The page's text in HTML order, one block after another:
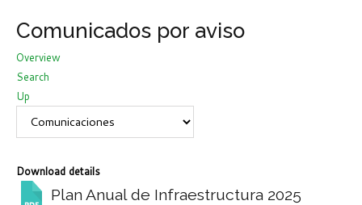
Comunicados por aviso
Overview
Search
Up
Download details
Plan Anual de Infraestructura 2025